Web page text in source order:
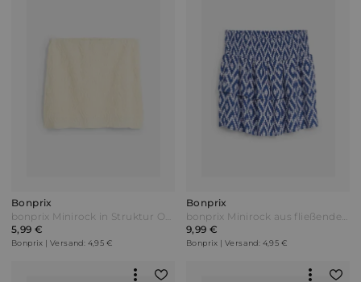
Bonprix
bonprix Minirock in Struktur Optik Weiß
5,99 €
Bonprix | Versand: 4,95 €
Bonprix
bonprix Minirock aus fließender Viskose Blau
9,99 €
Bonprix | Versand: 4,95 €